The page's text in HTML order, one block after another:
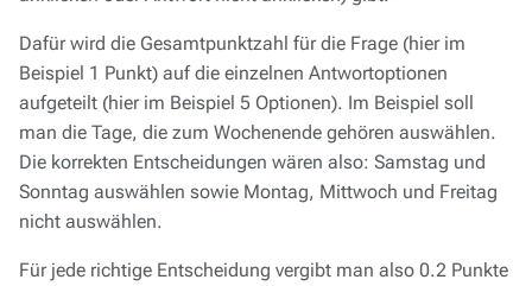
Dafür wird die Gesamtpunktzahl für die Frage (hier im
Beispiel 1 Punkt) auf die einzelnen Antwortoptionen
aufgeteilt (hier im Beispiel 5 Optionen). Im Beispiel soll
man die Tage, die zum Wochenende gehören auswählen.
Die korrekten Entscheidungen wären also: Samstag und
Sonntag auswählen sowie Montag, Mittwoch und Freitag
nicht auswählen.
Für jede richtige Entscheidung vergibt man also 0.2 Punkte